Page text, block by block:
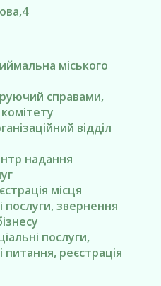
міського
справами,
відділ
надання
місця
звернення
послуги,
питання, реєстрація